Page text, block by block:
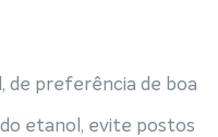
de preferência de boa
etanol, evite postos